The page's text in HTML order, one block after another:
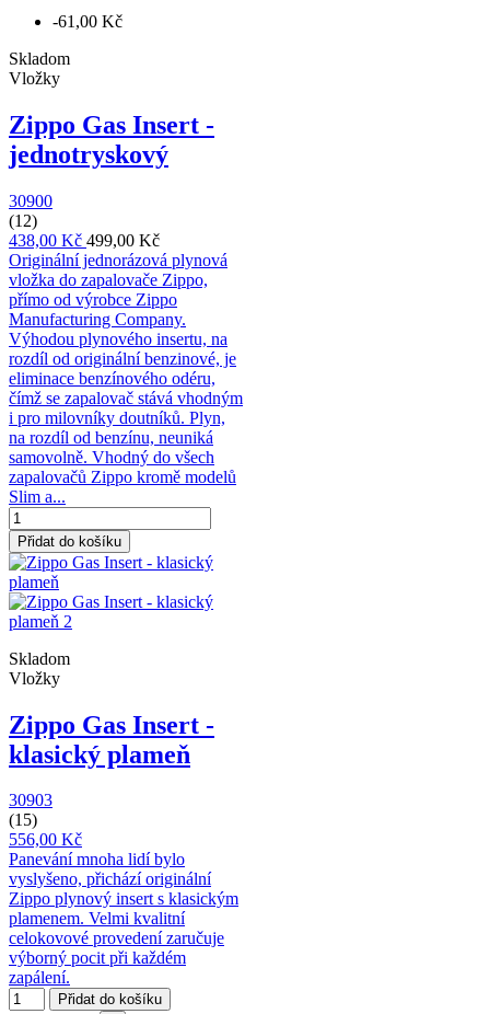
-61,00 Kč
Skladom
Vložky
Zippo Gas Insert -
jednotryskový
30900
(12)
438,00 Kč 499,00 Kč
Originální jednorázová plynová
vložka do zapalovače Zippo,
přímo od výrobce Zippo
Manufacturing Company.
Výhodou plynového insertu, na
rozdíl od originální benzinové, je
eliminace benzínového odéru,
čímž se zapalovač stává vhodným
i pro milovníky doutníků. Plyn,
na rozdíl od benzínu, neuniká
samovolně. Vhodný do všech
zapalovačů Zippo kromě modelů
Slim a...
Přidat do košíku
Skladom
Vložky
Zippo Gas Insert -
klasický plameň
30903
(15)
556,00 Kč
Panevání mnoha lidí bylo
vyslyšeno, přichází originální
Zippo plynový insert s klasickým
plamenem. Velmi kvalitní
celokovové provedení zaručuje
výborný pocit při každém
zapálení.
Přidat do košíku